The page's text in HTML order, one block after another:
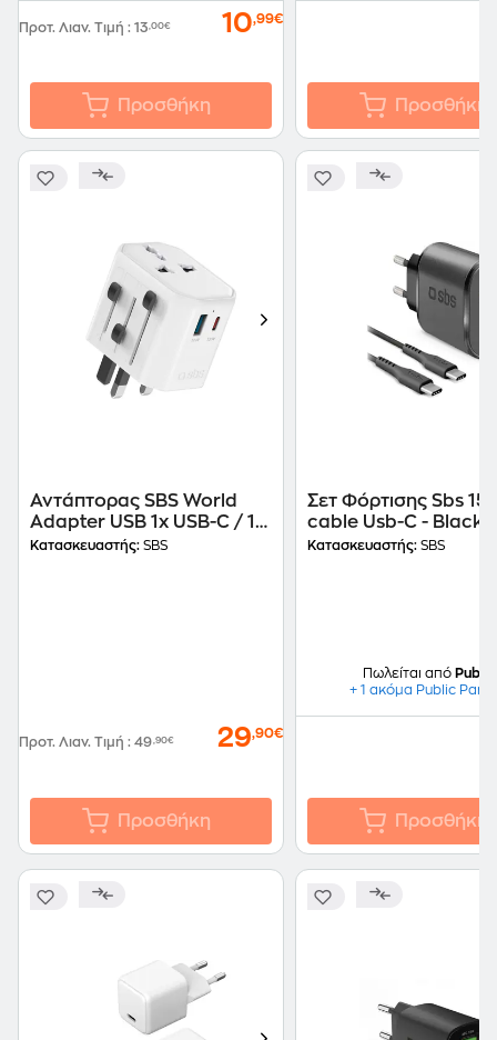
Προτ. Λιαν. Τιμή : 13,00€ 10,99€
Προσθήκη Προσθήκη
Αντάπτορας SBS World
Adapter USB 1x USB-C / 1x
USB-A 2500W - White
Κατασκευαστής: SBS
Προτ. Λιαν. Τιμή : 49,90€ 29,90€
Προσθήκη
Σετ Φόρτισης Sbs
cable Usb-C - Black
Κατασκευαστής: SBS
Πωλείται από Public
+ 1 ακόμα Public
Προσθήκη